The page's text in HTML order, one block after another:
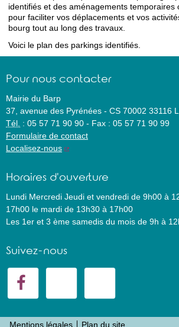
identifiés et des aménagements temporaires
pour faciliter vos déplacements et vos
bourg tout au long des travaux.
Voici le plan des parkings identifiés.
Pour nous contacter
Mairie du Barp
37, avenue des Pyrénées - CS 70002 33116
Tél. : 05 57 71 90 90 - Fax : 05 57 71 90 99
Formulaire de contact
Localisez-nous
Horaires d'ouverture
Lundi Mercredi Jeudi et vendredi de 9h00 à
17h00 le mardi de 13h30 à 17h00
Les 1er et 3 ème samedis du mois de 9h à
Suivez-nous
Mentions légales Plan du site